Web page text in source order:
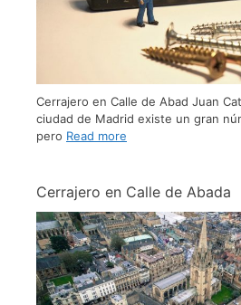
Cerrajero en Calle de Abad Juan
ciudad de Madrid existe un gran
pero Read more
Cerrajero en Calle de Abada